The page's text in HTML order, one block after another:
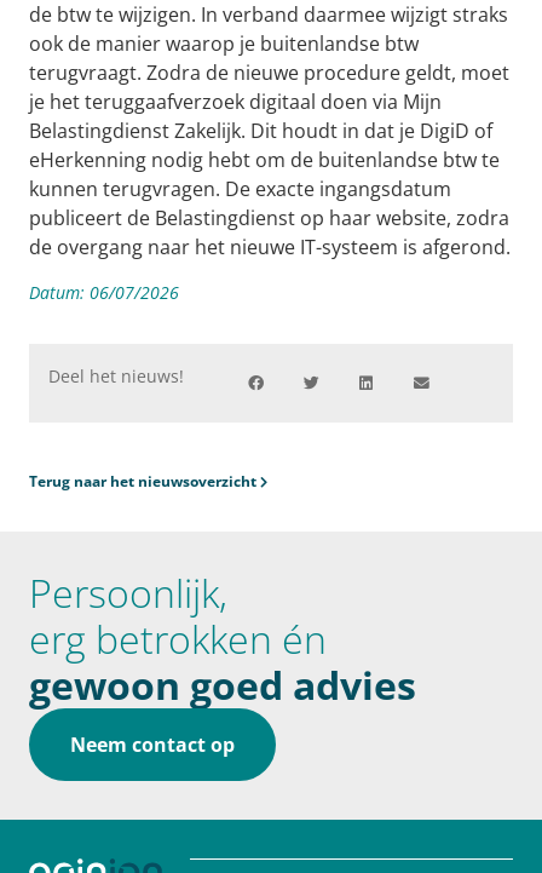
de btw te wijzigen. In verband daarmee wijzigt straks
ook de manier waarop je buitenlandse btw
terugvraagt. Zodra de nieuwe procedure geldt, moet
je het teruggaafverzoek digitaal doen via Mijn
Belastingdienst Zakelijk. Dit houdt in dat je DigiD of
eHerkenning nodig hebt om de buitenlandse btw te
kunnen terugvragen. De exacte ingangsdatum
publiceert de Belastingdienst op haar website, zodra
de overgang naar het nieuwe IT-systeem is afgerond.
Datum: 06/07/2026
Deel het nieuws!
Terug naar het nieuwsoverzicht
Persoonlijk,
erg betrokken én
gewoon goed advies
Neem contact op